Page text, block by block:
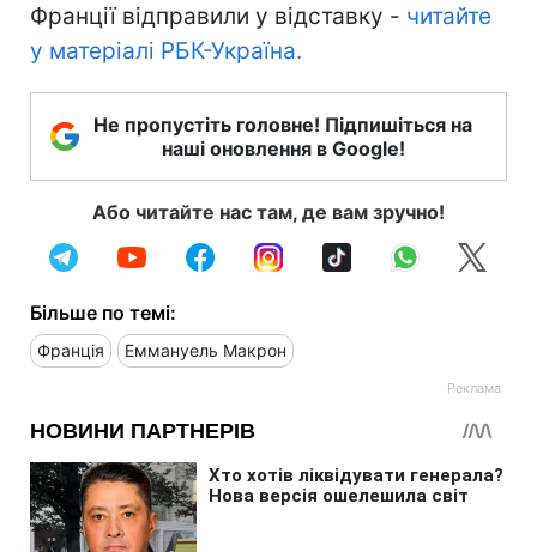
Франції відправили у відставку - читайте
у матеріалі РБК-Україна.
Не пропустіть головне! Підпишіться на
наші оновлення в Google!
Або читайте нас там, де вам зручно!
Більше по темі:
Франція Еммануель Макрон